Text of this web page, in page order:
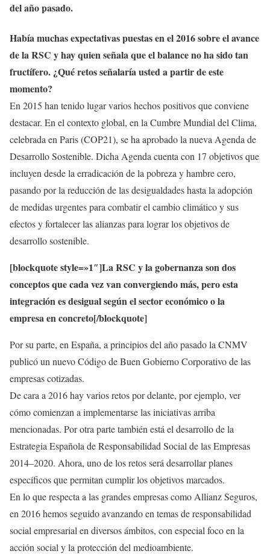
del año pasado.
Había muchas expectativas puestas en el 2016 sobre el avance
de la RSC y hay quien señala que el balance no ha sido tan
fructífero. ¿Qué retos señalaría usted a partir de este
momento?
En 2015 han tenido lugar varios hechos positivos que conviene
destacar. En el contexto global, en la Cumbre Mundial del Clima,
celebrada en Paris (COP21), se ha aprobado la nueva Agenda de
Desarrollo Sostenible. Dicha Agenda cuenta con 17 objetivos que
incluyen desde la erradicación de la pobreza y hambre cero,
pasando por la reducción de las desigualdades hasta la adopción
de medidas urgentes para combatir el cambio climático y sus
efectos y fortalecer las alianzas para lograr los objetivos de
desarrollo sostenible.
[blockquote style=»1″]La RSC y la gobernanza son dos
conceptos que cada vez van convergiendo más, pero esta
integración es desigual según el sector económico o la
empresa en concreto[/blockquote]
Por su parte, en España, a principios del año pasado la CNMV
publicó un nuevo Código de Buen Gobierno Corporativo de las
empresas cotizadas.
De cara a 2016 hay varios retos por delante, por ejemplo, ver
cómo comienzan a implementarse las iniciativas arriba
mencionadas. Por otra parte también está el desarrollo de la
Estrategia Española de Responsabilidad Social de las Empresas
2014–2020. Ahora, uno de los retos será desarrollar planes
específicos que permitan cumplir los objetivos marcados.
En lo que respecta a las grandes empresas como Allianz Seguros,
en 2016 hemos seguido avanzando en temas de responsabilidad
social empresarial en diversos ámbitos, con especial foco en la
acción social y la protección del medioambiente.